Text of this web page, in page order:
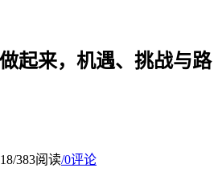
起来，机遇、挑战与路
/383阅读/0评论